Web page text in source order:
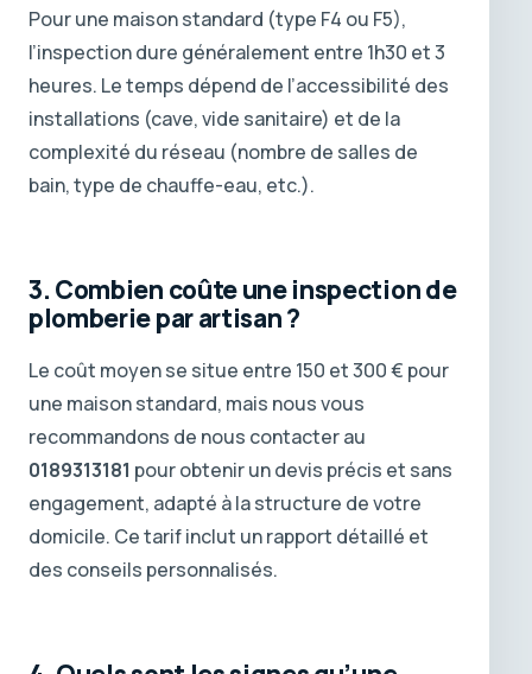
Pour une maison standard (type F4 ou F5),
l’inspection dure généralement entre 1h30 et 3
heures. Le temps dépend de l’accessibilité des
installations (cave, vide sanitaire) et de la
complexité du réseau (nombre de salles de
bain, type de chauffe-eau, etc.).
3. Combien coûte une inspection de
plomberie par artisan ?
Le coût moyen se situe entre 150 et 300 € pour
une maison standard, mais nous vous
recommandons de nous contacter au
0189313181 pour obtenir un devis précis et sans
engagement, adapté à la structure de votre
domicile. Ce tarif inclut un rapport détaillé et
des conseils personnalisés.